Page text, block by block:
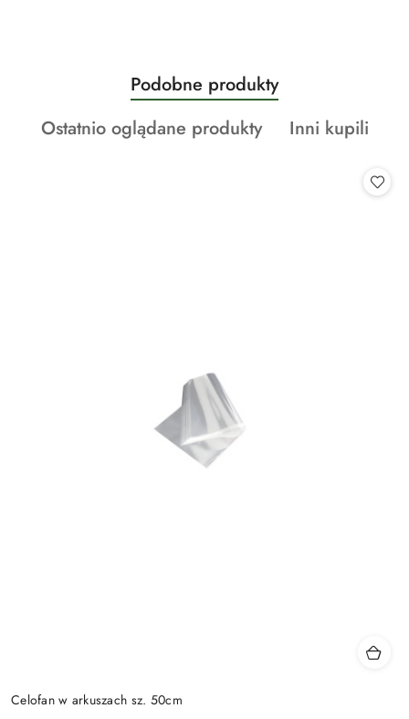
Pomiń karuzelę produktów
Produkty
o
statusie:
Podobne produkty
Produkty
Ostatnio oglądane produkty
Produkty
Inni kupili
Celofan w arkuszach sz. 50cm